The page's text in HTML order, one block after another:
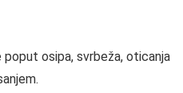
osipa, svrbeža, oticanja